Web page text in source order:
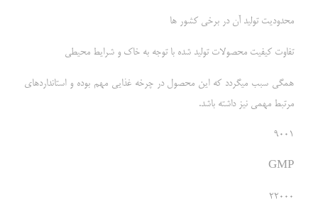
محدودیت تولید آن در برخی کشور ها
تفاوت کیفیت محصولات تولید شده با توجه به خاک و شرایط محیطی
همگی سبب میگردد که این محصول در چرخه غذایی مهم بوده و استانداردهای
مرتبط مهمی نیز داشته باشد.
9001
GMP
22000